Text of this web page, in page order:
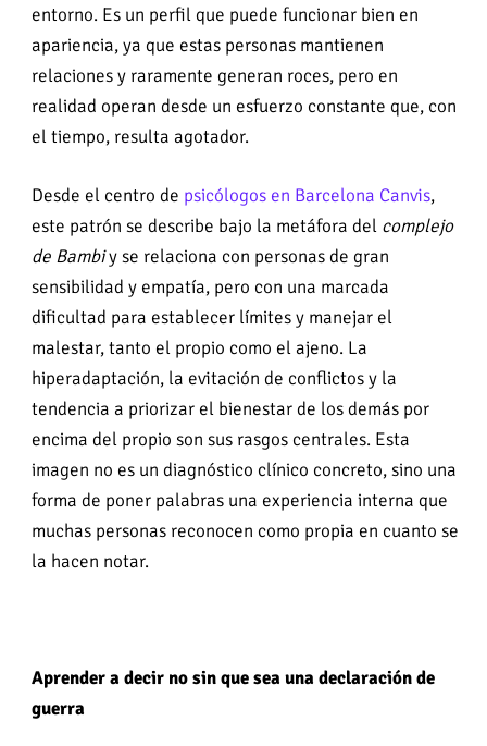
entorno. Es un perfil que puede funcionar bien en
apariencia, ya que estas personas mantienen
relaciones y raramente generan roces, pero en
realidad operan desde un esfuerzo constante que, con
el tiempo, resulta agotador.
Desde el centro de psicólogos en Barcelona Canvis,
este patrón se describe bajo la metáfora del complejo
de Bambiy se relaciona con personas de gran
sensibilidad y empatía, pero con una marcada
dificultad para establecer límites y manejar el
malestar, tanto el propio como el ajeno. La
hiperadaptación, la evitación de conflictos y la
tendencia a priorizar el bienestar de los demás por
encima del propio son sus rasgos centrales. Esta
imagen no es un diagnóstico clínico concreto, sino una
forma de poner palabras una experiencia interna que
muchas personas reconocen como propia en cuanto se
la hacen notar.
Aprender a decir no sin que sea una declaración de
guerra